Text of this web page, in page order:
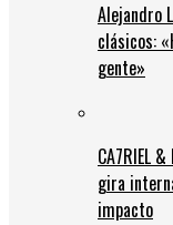
Alejandro
clásicos:
gente»
CA7RIEL
gira
impacto